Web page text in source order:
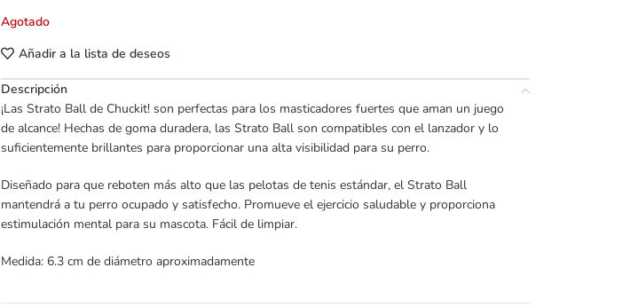
Agotado
Añadir a la lista de deseos
Descripción
¡Las Strato Ball de Chuckit! son perfectas para los masticadores fuertes que aman un juego
de alcance! Hechas de goma duradera, las Strato Ball son compatibles con el lanzador y lo
suficientemente brillantes para proporcionar una alta visibilidad para su perro.
Diseñado para que reboten más alto que las pelotas de tenis estándar, el Strato Ball
mantendrá a tu perro ocupado y satisfecho. Promueve el ejercicio saludable y proporciona
estimulación mental para su mascota. Fácil de limpiar.
Medida: 6.3 cm de diámetro aproximadamente